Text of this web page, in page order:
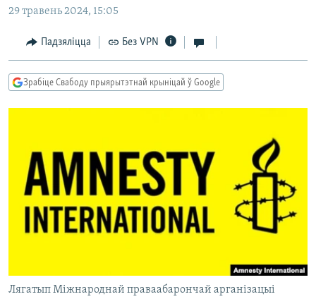
да
навігацыі
Перайсьці
да
ПАЛІТЫКА
ЭКАНОМІКА
КАЛЯНДАР
ГІСТОРЫЯ НА СВАБОДЗЕ
ПАДКАСТЫ
НА ХВАЛЯХ СВАБОДЫ
ПАДЗЯЛІЦЦА ІНФАРМАЦЫЯЙ
RSS
ПАДКАСТЫ
29 травень 2024, 15:05
Падзяліцца Без VPN
Зрабіце Свабоду прыярытэтнай крыніцай ў Google
Лягатып Міжнароднай праваабарончай арганізацыі